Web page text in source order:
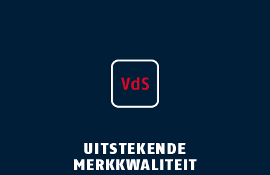
UITSTEKENDE
MERKKWALITEIT